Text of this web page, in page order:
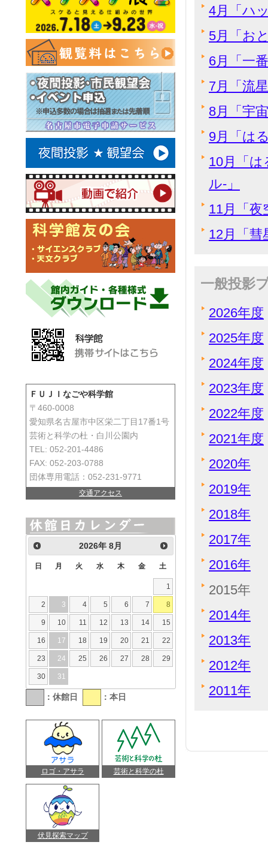
4月「ハ
5月「お
6月「一
7月「流
8月「宇
9月「は
10月「
ル-」
11月「夜
12月「彗
一般投影
2026年度
2025年度
2024年度
2023年度
2022年度
2021年度
2020年
2019年
2018年
2017年
2016年
2015年
2014年
2013年
2012年
2011年
ＦＵＪＩなごや科学館
〒460-0008
愛知県名古屋市中区栄二丁目17番1号
芸術と科学の杜・白川公園内
TEL: 052-201-4486
FAX: 052-203-0788
団体専用電話：052-231-9771
交通アクセス
2026年8月
日 月 火 水 木 金 土
1
2 3 4 5 6 7 8
9 10 11 12 13 14 15
16 17 18 19 20 21 22
23 24 25 26 27 28 29
30 31
：休館日 ：本日
ロゴ・アサラ 芸術と科学の杜
伏見探索マップ